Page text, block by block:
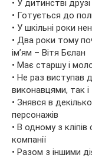
• У дитинстві
• Готується до
• У шкільні роки
• Два роки тому
ім’ям – Вітя Бєлан
• Має старшу і
• Не раз виступав
виконавцями, так
• Знявся в
персонажів
• В одному з
компанії
• Разом з іншими